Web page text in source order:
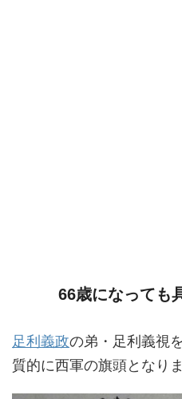
66歳になっても
足利義政の弟・足利義視
質的に西軍の旗頭となりま